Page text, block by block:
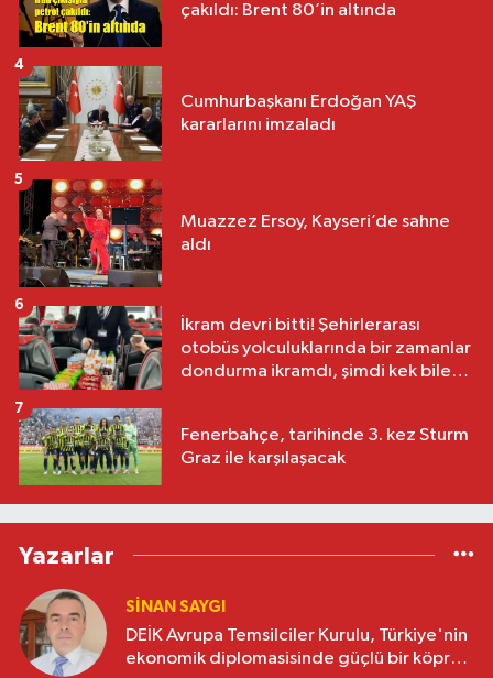
çakıldı: Brent 80’in altında
Cumhurbaşkanı Erdoğan YAŞ
kararlarını imzaladı
4
Muazzez Ersoy, Kayseri’de sahne
aldı
5
İkram devri bitti! Şehirlerarası
otobüs yolculuklarında bir zamanlar
dondurma ikramdı, şimdi kek bile
6
Fenerbahçe, tarihinde 3. kez Sturm
Graz ile karşılaşacak
7
Yazarlar
SINAN SAYGI
DEİK Avrupa Temsilciler Kurulu, Türkiye'nin
ekonomik diplomasisinde güçlü bir köprü